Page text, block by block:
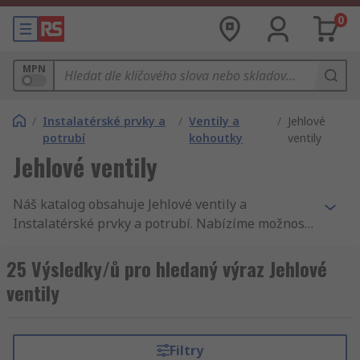
0
MPN
/ Instalatérské prvky a
potrubí
/ Ventily a
kohoutky
/ Jehlové
ventily
Jehlové ventily
Náš katalog obsahuje Jehlové ventily a
Instalatérské prvky a potrubí. Nabízíme možnost
příslušenstvím, vysoko kvalitní služby, není divu,
že zákazníci 160 zemí světa nakupují u RS. RS
nabízí široký sortiment produktů z oblasti
ventily, elektrické a průmyslové výrobky.
25 Výsledky/ů pro hledaný výraz Jehlové
ventily
Filtry